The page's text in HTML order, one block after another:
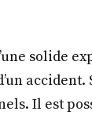
solide
accident.
Il est